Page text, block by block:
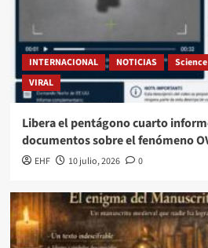
INTERNACIONAL NOTICIAS Science
VIRAL
Libera el pentágono cuarto
documentos sobre el fenómeno
EHF 10 julio, 2026 0